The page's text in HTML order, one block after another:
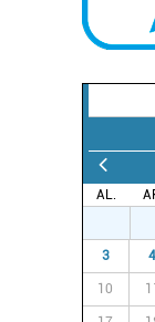
AL.
3 4
10 11